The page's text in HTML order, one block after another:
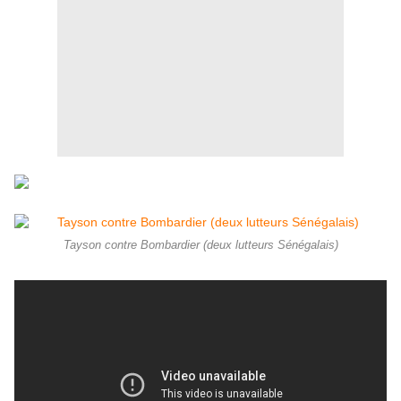
Tayson contre Bombardier (deux lutteurs Sénégalais)